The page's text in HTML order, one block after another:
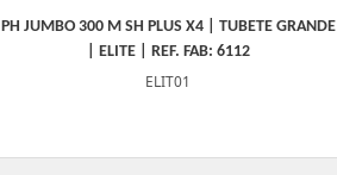
PH JUMBO 300 M SH PLUS X4 | TUBETE GRANDE
| ELITE | REF. FAB: 6112
ELIT01